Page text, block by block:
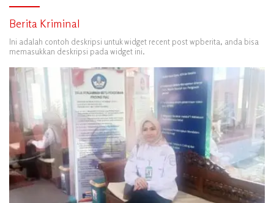
Berita Kriminal
Ini adalah contoh deskripsi untuk widget recent post wpberita, anda bisa
memasukkan deskripsi pada widget ini.